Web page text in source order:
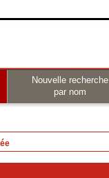
Nouvelle recherche
par nom